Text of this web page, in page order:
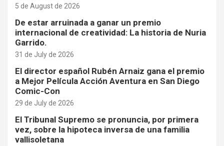
5 de August de 2026
De estar arruinada a ganar un premio
internacional de creatividad: La historia de Nuria
Garrido.
31 de July de 2026
El director español Rubén Arnaiz gana el premio
a Mejor Película Acción Aventura en San Diego
Comic-Con
29 de July de 2026
El Tribunal Supremo se pronuncia, por primera
vez, sobre la hipoteca inversa de una familia
vallisoletana